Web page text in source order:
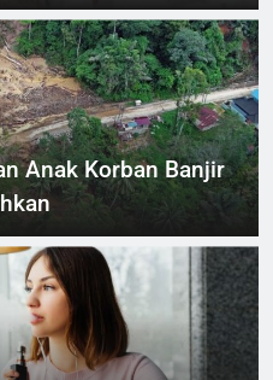
Anak Korban Banjir